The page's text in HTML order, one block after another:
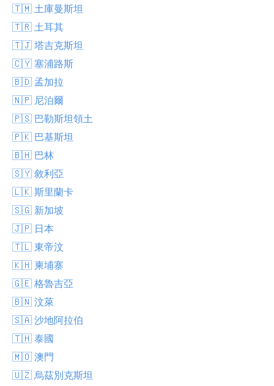
🇹🇲 土庫曼斯坦
🇹🇷 土耳其
🇹🇯 塔吉克斯坦
🇨🇾 塞浦路斯
🇧🇩 孟加拉
🇳🇵 尼泊爾
🇵🇸 巴勒斯坦領土
🇵🇰 巴基斯坦
🇧🇭 巴林
🇸🇾 敘利亞
🇱🇰 斯里蘭卡
🇸🇬 新加坡
🇯🇵 日本
🇹🇱 東帝汶
🇰🇭 柬埔寨
🇬🇪 格魯吉亞
🇧🇳 汶萊
🇸🇦 沙地阿拉伯
🇹🇭 泰國
🇲🇴 澳門
🇺🇿 烏茲別克斯坦